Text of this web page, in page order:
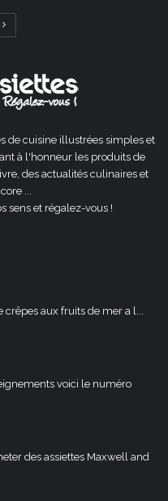
Page
de cuisine illustrées simples et
à l'honneur les produits de
des actualités culinaires et
...
sens et régalez-vous !
aux fruits de mer a l...
voici le numéro
des assiettes Maxwell and